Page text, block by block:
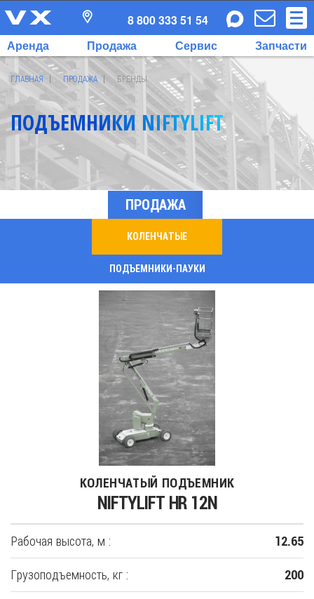
Аренда Продажа Сервис Запчасти
8 800 333 51 54
ГЛАВНАЯ ПРОДАЖА БРЕНДЫ
ПОДЪЕМНИКИ NIFTYLIFT
ПРОДАЖА
КОЛЕНЧАТЫЕ
ПОДЪЕМНИКИ-ПАУКИ
КОЛЕНЧАТЫЙ ПОДЪЕМНИК
NIFTYLIFT HR 12N
Рабочая высота, м : 12.65
Грузоподъемность, кг : 200